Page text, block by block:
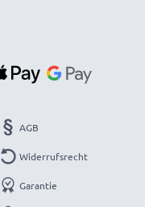
AGB
Widerrufsrecht
Garantie